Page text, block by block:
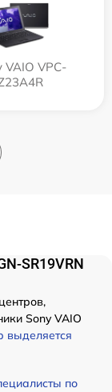
VAIO VPC-
SR19VRN
Sony VAIO
выделяется
по